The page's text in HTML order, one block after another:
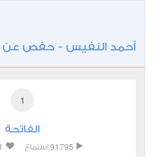
أحمد النفيس - حفص
1
الفاتحة
91795 استماع